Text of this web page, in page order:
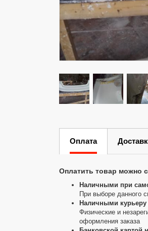
Оплата
Оплатить товар можно
Наличными при
При выборе данного
Наличными курьеру
Физические и
оформления заказа